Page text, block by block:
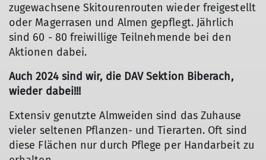
zugewachsene Skitourenrouten wieder freigestellt
oder Magerrasen und Almen gepflegt. Jährlich
sind 60 - 80 freiwillige Teilnehmende bei den
Aktionen dabei.
Auch 2024 sind wir, die DAV Sektion Biberach,
wieder dabei!!!
Extensiv genutzte Almweiden sind das Zuhause
vieler seltenen Pflanzen- und Tierarten. Oft sind
diese Flächen nur durch Pflege per Handarbeit zu